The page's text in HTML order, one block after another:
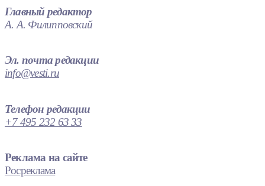
Главный редактор
А. А. Филипповский
Эл. почта редакции
info@vesti.ru
Телефон редакции
+7 495 232 63 33
Реклама на сайте
Росреклама